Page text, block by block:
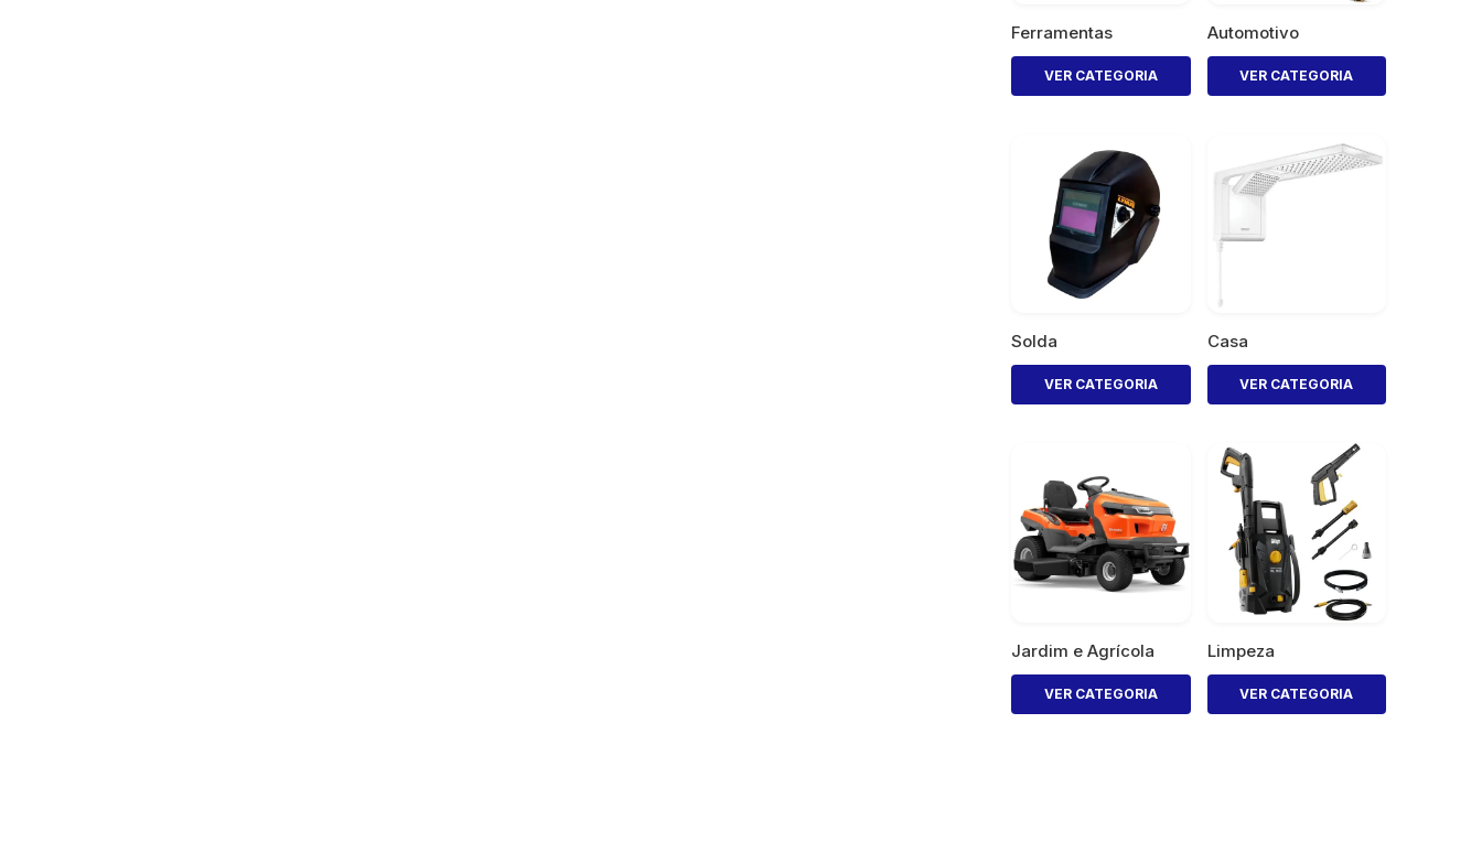
Ferramentas
VER CATEGORIA
Automotivo
VER CATEGORIA
Solda
VER CATEGORIA
Casa
VER CATEGORIA
Jardim e Agrícola
VER CATEGORIA
Limpeza
VER CATEGORIA